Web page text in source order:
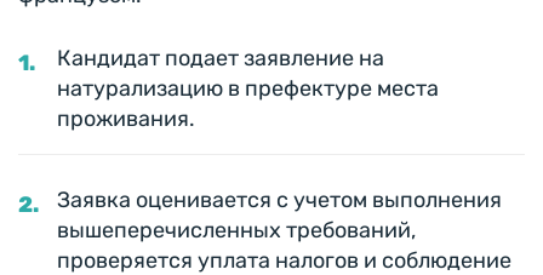
Кандидат подает заявление на
натурализацию в префектуре места
проживания.
Заявка оценивается с учетом выполнения
вышеперечисленных требований,
проверяется уплата налогов и соблюдение